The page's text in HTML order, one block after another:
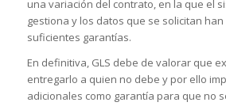
una variación del contrato, en la que el
gestiona y los datos que se solicitan
suficientes garantías.
En definitiva, GLS debe de valorar que
entregarlo a quien no debe y por ello
adicionales como garantía para que no